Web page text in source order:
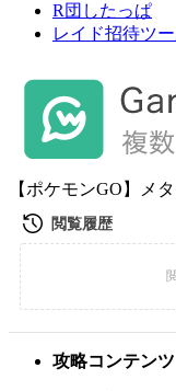
R団したっぱ
レイド招待ツ
【ポケモンGO】メ
攻略コンテンツ